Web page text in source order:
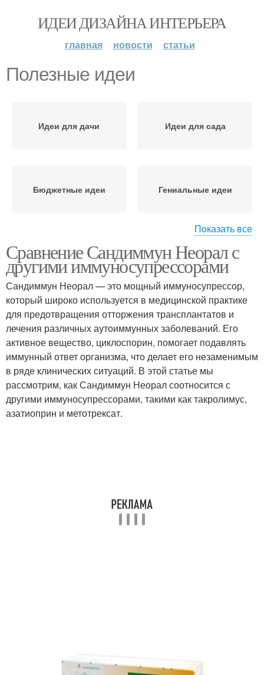
ИДЕИ ДИЗАЙНА ИНТЕРЬЕРА
главная новости статьи
Полезные идеи
Идеи для дачи Идеи для сада
Бюджетные идеи Гениальные идеи
Необычные идеи Идеи для дач
Показать все
Сравнение Сандиммун Неорал с
другими иммуносупрессорами
Сандиммун Неорал — это мощный иммуносупрессор,
который широко используется в медицинской практике
для предотвращения отторжения трансплантатов и
лечения различных аутоиммунных заболеваний. Его
активное вещество, циклоспорин, помогает подавлять
иммунный ответ организма, что делает его незаменимым
в ряде клинических ситуаций. В этой статье мы
рассмотрим, как Сандиммун Неорал соотносится с
другими иммуносупрессорами, такими как такролимус,
азатиоприн и метотрексат.